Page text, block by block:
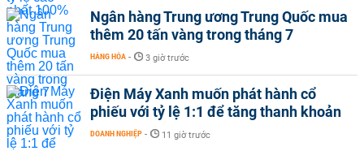
Ngân hàng Trung ương Trung Quốc mua
thêm 20 tấn vàng trong tháng 7
HÀNG HÓA - 3 giờ trước
Điện Máy Xanh muốn phát hành cổ
phiếu với tỷ lệ 1:1 để tăng thanh khoản
DOANH NGHIỆP - 11 giờ trước